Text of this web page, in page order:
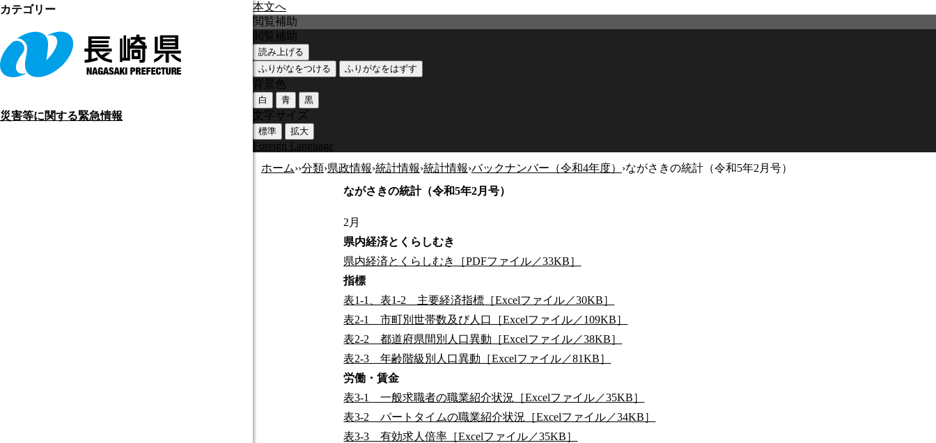
本文へ
災害等に関する緊急情報
閲覧補助
閲覧補助
読み上げる
ふりがなをつける
ふりがなをはずす
背景色
白 青 黒
文字サイズ
標準 拡大
Foreign Language
ホーム››分類›県政情報›統計情報›統計情報›バックナンバー（令和4年度） ›ながさきの統計（令和5年2月号）
ながさきの統計（令和5年2月号）
2月
県内経済とくらしむき
県内経済とくらしむき［PDFファイル／33KB］
指標
表1-1、表1-2 主要経済指標［Excelファイル／30KB］
表2-1 市町別世帯数及び人口［Excelファイル／109KB］
表2-2 都道府県間別人口異動［Excelファイル／38KB］
表2-3 年齢階級別人口異動［Excelファイル／81KB］
労働・賃金
表3-1 一般求職者の職業紹介状況［Excelファイル／35KB］
表3-2 パートタイムの職業紹介状況［Excelファイル／34KB］
表3-3 有効求人倍率［Excelファイル／35KB］
カテゴリー